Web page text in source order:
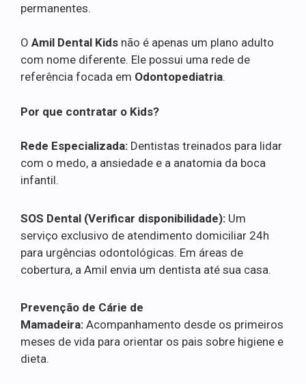
permanentes.
O Amil Dental Kids não é apenas um plano adulto
com nome diferente. Ele possui uma rede de
referência focada em Odontopediatria.
Por que contratar o Kids?
Rede Especializada: Dentistas treinados para lidar
com o medo, a ansiedade e a anatomia da boca
infantil.
SOS Dental (Verificar disponibilidade): Um
serviço exclusivo de atendimento domiciliar 24h
para urgências odontológicas. Em áreas de
cobertura, a Amil envia um dentista até sua casa.
Prevenção de Cárie de
Mamadeira: Acompanhamento desde os primeiros
meses de vida para orientar os pais sobre higiene e
dieta.